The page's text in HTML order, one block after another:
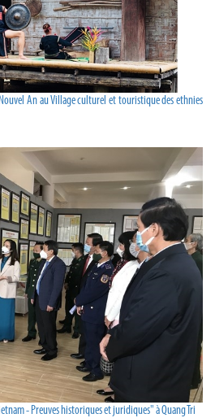
An au Village culturel et touristique des ethnies
- Preuves historiques et juridiques" à Quang Tri